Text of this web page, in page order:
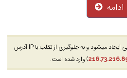
ادامه
فرم سفارش در محیط امنی ایجاد میشود و به جلوگیری از تقلب با IP آدرس
) وارد شده است.